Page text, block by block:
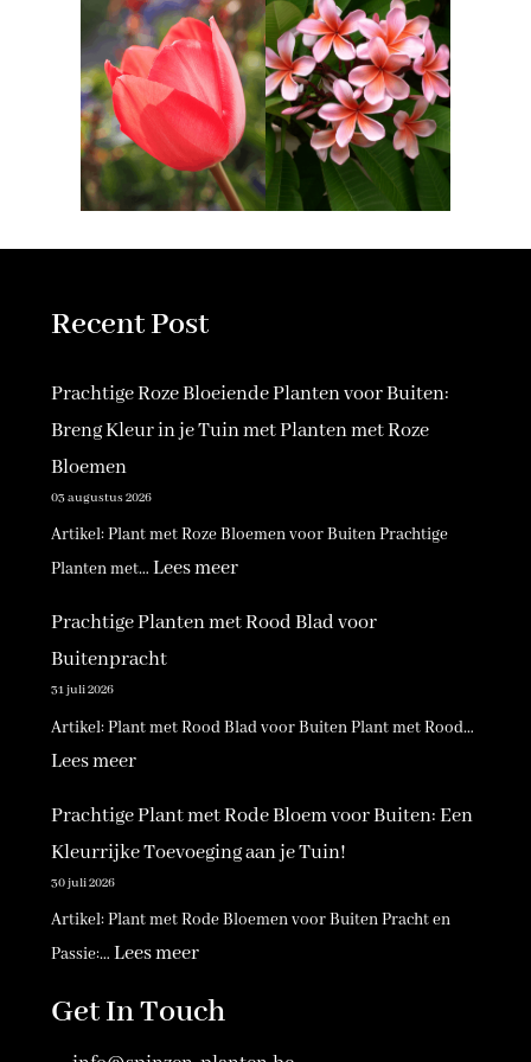
Recent Post
Prachtige Roze Bloeiende Planten voor Buiten:
Breng Kleur in je Tuin met Planten met Roze
Bloemen
03 augustus 2026
Artikel: Plant met Roze Bloemen voor Buiten Prachtige
Planten met… Lees meer:
c
i
g
Prachtige Planten met Rood Blad voor
Buitenpracht
31 juli 2026
Artikel: Plant met Rood Blad voor Buiten Plant met Rood…
Lees meer:
h
i
g
Prachtige Plant met Rode Bloem voor Buiten: Een
Kleurrijke Toevoeging aan je Tuin!
30 juli 2026
Artikel: Plant met Rode Bloemen voor Buiten Pracht en
Passie:… Lees meer:
r
Get In Touch